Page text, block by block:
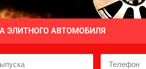
ЭЛИТНОГО АВТОМОБИЛЯ